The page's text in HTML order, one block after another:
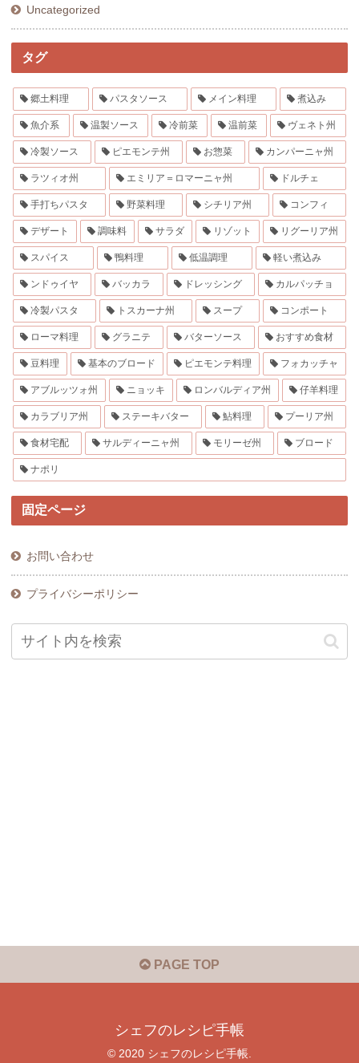
Uncategorized
タグ
郷土料理 パスタソース メイン料理 煮込み
魚介系 温製ソース 冷前菜 温前菜 ヴェネト州
冷製ソース ピエモンテ州 お惣菜 カンパーニャ州
ラツィオ州 エミリア＝ロマーニャ州 ドルチェ
手打ちパスタ 野菜料理 シチリア州 コンフィ
デザート 調味料 サラダ リゾット リグーリア州
スパイス 鴨料理 低温調理 軽い煮込み
ンドゥイヤ バッカラ ドレッシング カルパッチョ
冷製パスタ トスカーナ州 スープ コンポート
ローマ料理 グラニテ バターソース おすすめ食材
豆料理 基本のブロード ピエモンテ料理 フォカッチャ
アブルッツォ州 ニョッキ ロンバルディア州 仔羊料理
カラブリア州 ステーキバター 鮎料理 プーリア州
食材宅配 サルディーニャ州 モリーゼ州 ブロード
ナポリ
固定ページ
お問い合わせ
プライバシーポリシー
PAGE TOP
シェフのレシピ手帳
© 2020 シェフのレシピ手帳.